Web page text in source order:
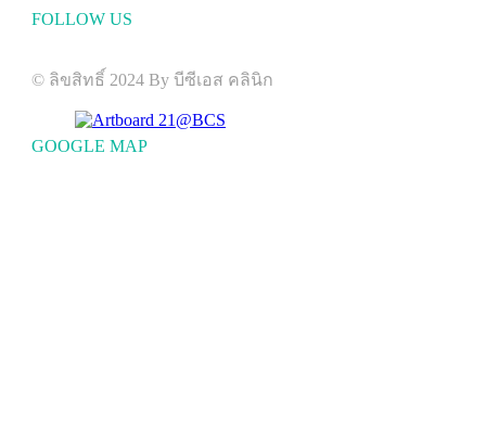
FOLLOW US
© ลิขสิทธิ์ 2024 By บีซีเอส คลินิก
GOOGLE MAP